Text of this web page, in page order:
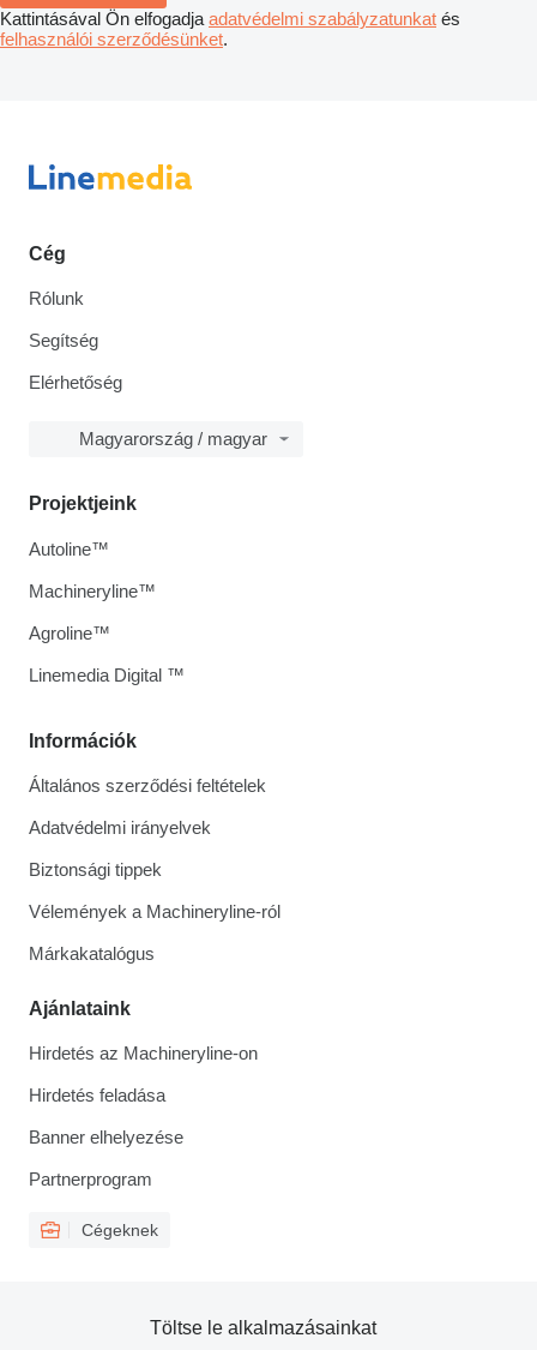
Kattintásával Ön elfogadja adatvédelmi szabályzatunkat és
felhasználói szerződésünket.
Cég
Rólunk
Segítség
Elérhetőség
Magyarország / magyar
Információk
Általános szerződési feltételek
Adatvédelmi irányelvek
Biztonsági tippek
Vélemények a Machineryline-ról
Márkakatalógus
Ajánlataink
Hirdetés az Machineryline-on
Hirdetés feladása
Banner elhelyezése
Partnerprogram
Cégeknek
Projektjeink
Autoline™
Machineryline™
Agroline™
Linemedia Digital ™
Töltse le alkalmazásainkat